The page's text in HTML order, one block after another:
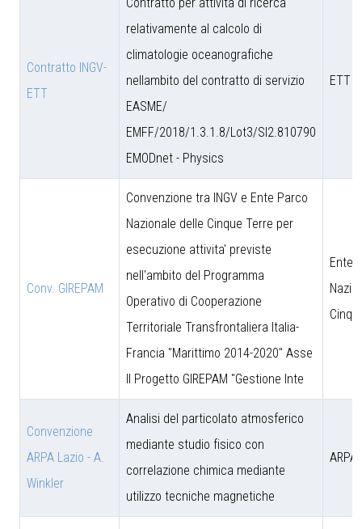
Contratto INGV-
ETT
relativamente al calcolo di
climatologie oceanografiche
nellambito del contratto di servizio
EASME/
EMFF/2018/1.3.1.8/Lot3/SI2.810790
EMODnet - Physics
ETT
Conv. GIREPAM
Convenzione tra INGV e Ente Parco
Nazionale delle Cinque Terre per
esecuzione attivita' previste
nell'ambito del Programma
Operativo di Cooperazione
Territoriale Transfrontaliera Italia-
Francia "Marittimo 2014-2020" Asse
II Progetto GIREPAM "Gestione Inte
Ente
Convenzione
ARPA Lazio - A.
Winkler
Analisi del particolato atmosferico
mediante studio fisico con
correlazione chimica mediante
utilizzo tecniche magnetiche
ARPA